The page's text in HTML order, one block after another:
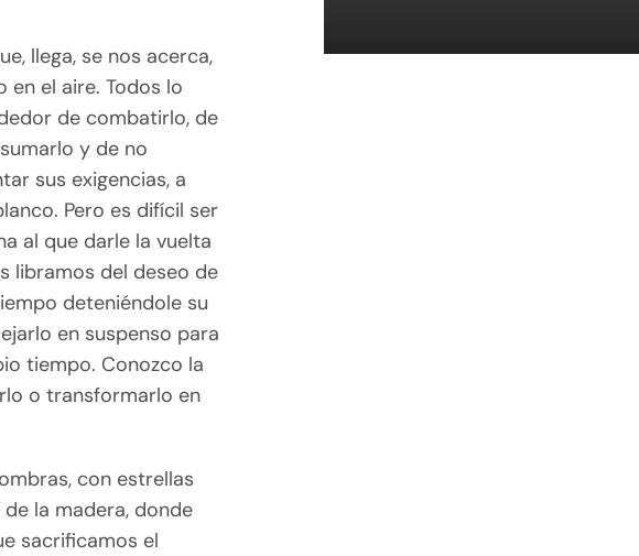
llega, se nos acerca,
en el aire. Todos lo
de combatirlo, de
y de no
sus exigencias, a
Pero es difícil ser
al que darle la vuelta
libramos del deseo de
deteniéndole su
en suspenso para
tiempo. Conozco la
o transformarlo en
con estrellas
la madera, donde
sacrificamos el